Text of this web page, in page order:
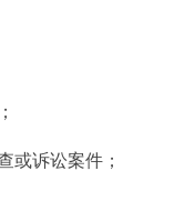
或诉讼案件；